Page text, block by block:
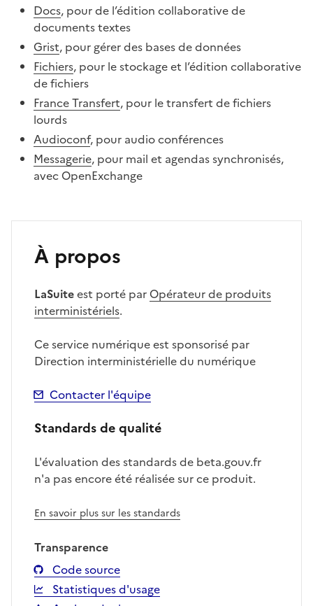
Docs, pour de l’édition collaborative de
documents textes
Grist, pour gérer des bases de données
Fichiers, pour le stockage et l’édition collaborative
de fichiers
France Transfert, pour le transfert de fichiers
lourds
Audioconf, pour audio conférences
Messagerie, pour mail et agendas synchronisés,
avec OpenExchange
À propos
LaSuiteest porté par Opérateur de produits
interministériels.
Ce service numérique est sponsorisé par
Direction interministérielle du numérique
Contacter l'équipe
Standards de qualité
L'évaluation des standards de beta.gouv.fr
n'a pas encore été réalisée sur ce produit.
En savoir plus sur les standards
Transparence
Code source
Statistiques d'usage